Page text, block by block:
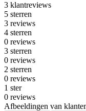
3 klantreviews
5 sterren
3 reviews
4 sterren
0 reviews
3 sterren
0 reviews
2 sterren
0 reviews
1 ster
0 reviews
Afbeeldingen van